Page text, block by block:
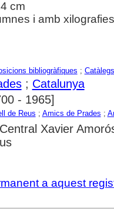
cm
i amb
bibliogràfiques ; Catàlegs
; Catalunya
- 1965]
de Reus ; Amics de Prades ;
Xavier
a aquest